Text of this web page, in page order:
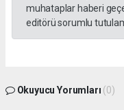
muhataplar haberi
editörü sorumlu
Okuyucu Yorumları (0)